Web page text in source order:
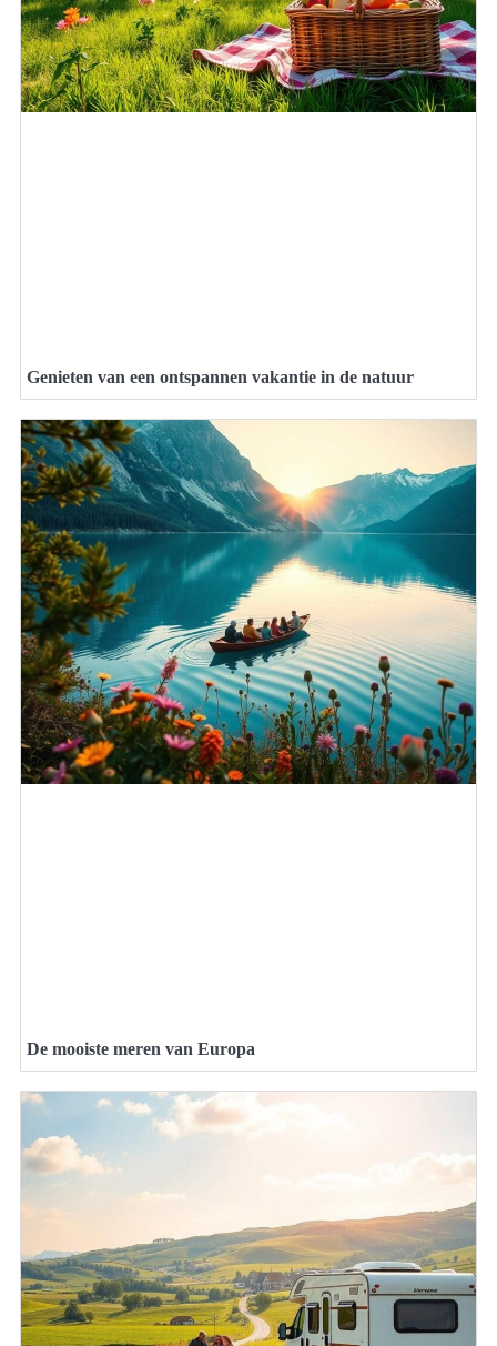
Genieten van een ontspannen vakantie in de natuur
De mooiste meren van Europa